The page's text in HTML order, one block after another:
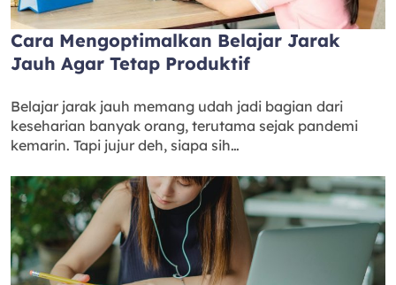
Cara Mengoptimalkan Belajar Jarak
Jauh Agar Tetap Produktif
Belajar jarak jauh memang udah jadi bagian dari
keseharian banyak orang, terutama sejak pandemi
kemarin. Tapi jujur deh, siapa sih…